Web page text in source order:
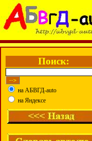
Поиск:
на АБВГД-auto
на Яндексе